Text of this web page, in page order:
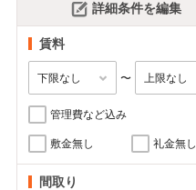
詳細条件を編集
賃料
〜
管理費など込み
敷金無し 礼金無し
間取り